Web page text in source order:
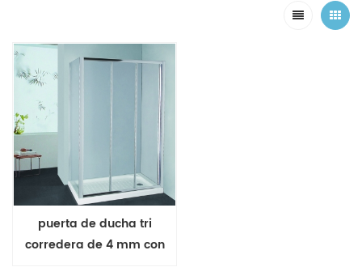
puerta de ducha tri
corredera de 4 mm con